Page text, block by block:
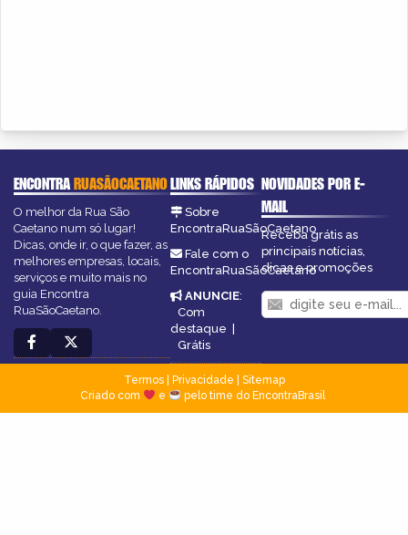
ENCONTRARUASÃOCAETANO
O melhor da Rua São
Caetano num só lugar!
Dicas, onde ir, o que fazer, as
melhores empresas, locais,
serviços e muito mais no
guia Encontra
RuaSãoCaetano.
LINKS RÁPIDOS
Sobre
EncontraRuaSãoCaetano
Fale com o
EncontraRuaSãoCaetano
ANUNCIE:
Com
destaque |
Grátis
NOVIDADES POR E-
MAIL
Receba grátis as
principais notícias,
dicas e promoções
Termos| Privacidade
Sitemap
Criado com
e pelo time do EncontraBrasil